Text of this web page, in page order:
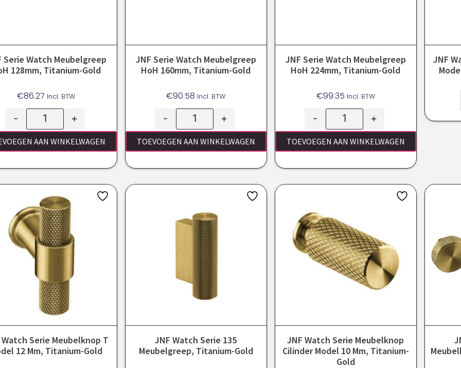
Serie Watch Meubelgreep
128mm, Titanium-Gold
€86.27 Incl. BTW
- +
AAN WINKELWAGEN
JNF Serie Watch Meubelgreep
HoH 160mm, Titanium-Gold
€90.58 Incl. BTW
- +
TOEVOEGEN AAN WINKELWAGEN
JNF Serie Watch Meubelgreep
HoH 224mm, Titanium-Gold
€99.35 Incl. BTW
- +
TOEVOEGEN AAN WINKELWAGEN
JNF
Watch Serie Meubelknop T
12 Mm, Titanium-Gold
JNF Watch Serie 135
Meubelgreep, Titanium-Gold
JNF Watch Serie Meubelknop
Cilinder Model 10 Mm, Titanium-
Gold